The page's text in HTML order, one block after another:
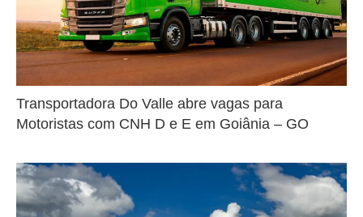
Transportadora Do Valle abre vagas para
Motoristas com CNH D e E em Goiânia – GO